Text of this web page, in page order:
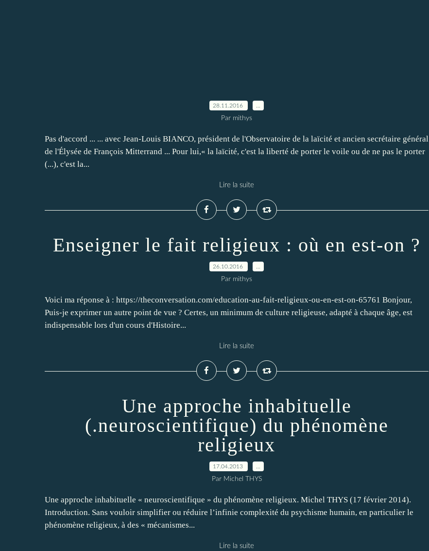
28.11.2016
Par mithys
Pas d'accord ... ... avec Jean-Louis BIANCO, président de l'Observatoire de la laïcité et ancien secrétaire général
de l'Élysée de François Mitterrand ... Pour lui,« la laïcité, c'est la liberté de porter le voile ou de ne pas le porter
(...), c'est la...
Lire la suite
Enseigner le fait religieux : où en est-on ?
26.10.2016
Par mithys
Voici ma réponse à : https://theconversation.com/education-au-fait-religieux-ou-en-est-on-65761 Bonjour,
Puis-je exprimer un autre point de vue ? Certes, un minimum de culture religieuse, adapté à chaque âge, est
indispensable lors d'un cours d'Histoire...
Lire la suite
Une approche inhabituelle
(.neuroscientifique) du phénomène
religieux
17.04.2013
Par Michel THYS
Une approche inhabituelle « neuroscientifique » du phénomène religieux. Michel THYS (17 février 2014).
Introduction. Sans vouloir simplifier ou réduire l’infinie complexité du psychisme humain, en particulier le
phénomène religieux, à des « mécanismes...
Lire la suite